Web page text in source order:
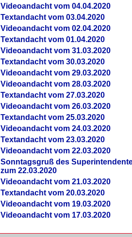
Videoandacht vom 04.04.2020
Textandacht vom 03.04.2020
Videoandacht vom 02.04.2020
Textandacht vom 01.04.2020
Videoandacht vom 31.03.2020
Textandacht vom 30.03.2020
Videoandacht vom 29.03.2020
Videoandacht vom 28.03.2020
Textandacht vom 27.03.2020
Videoandacht vom 26.03.2020
Textandacht vom 25.03.2020
Videoandacht vom 24.03.2020
Textandacht vom 23.03.2020
Videoandacht vom 22.03.2020
Sonntagsgruß des
zum 22.03.2020
Videoandacht vom 21.03.2020
Textandacht vom 20.03.2020
Videoandacht vom 19.03.2020
Videoandacht vom 17.03.2020